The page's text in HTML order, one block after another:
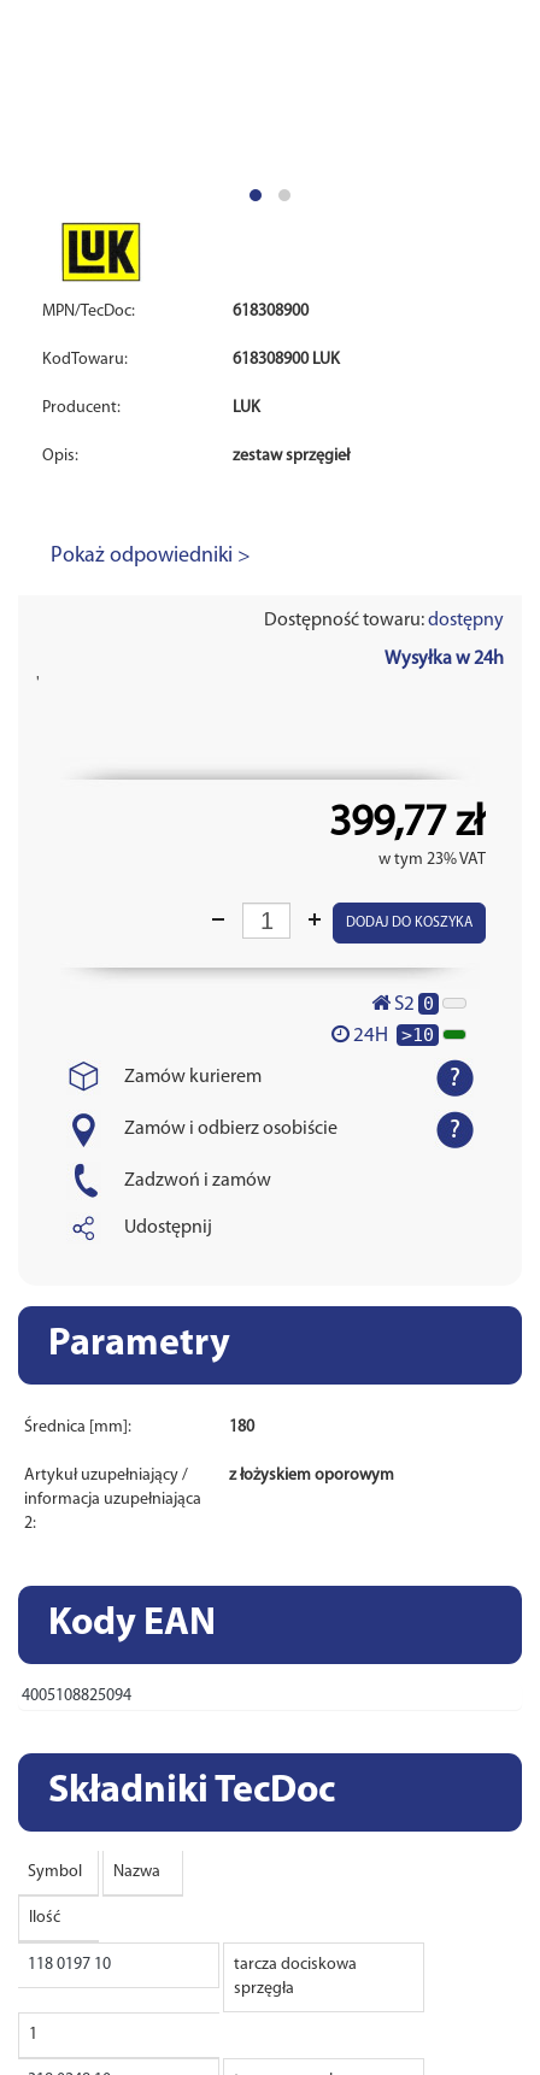
MPN/TecDoc: 618308900
KodTowaru: 618308900 LUK
Producent: LUK
Opis: zestaw sprzęgieł
Pokaż odpowiedniki >
Dostępność towaru:dostępny
Wysyłka w 24h
'
399,77 zł
w tym 23% VAT
DODAJ DO KOSZYKA
S2 0
24H >10
Zamów kurierem
Zamów i odbierz osobiście
Zadzwoń i zamów
Udostępnij
Parametry
Średnica [mm]: 180
Artykuł uzupełniający /
informacja uzupełniająca
2:
z łożyskiem oporowym
Kody EAN
4005108825094
Składniki TecDoc
Symbol Nazwa
Ilość
118 0197 10
tarcza dociskowa
sprzęgła
1